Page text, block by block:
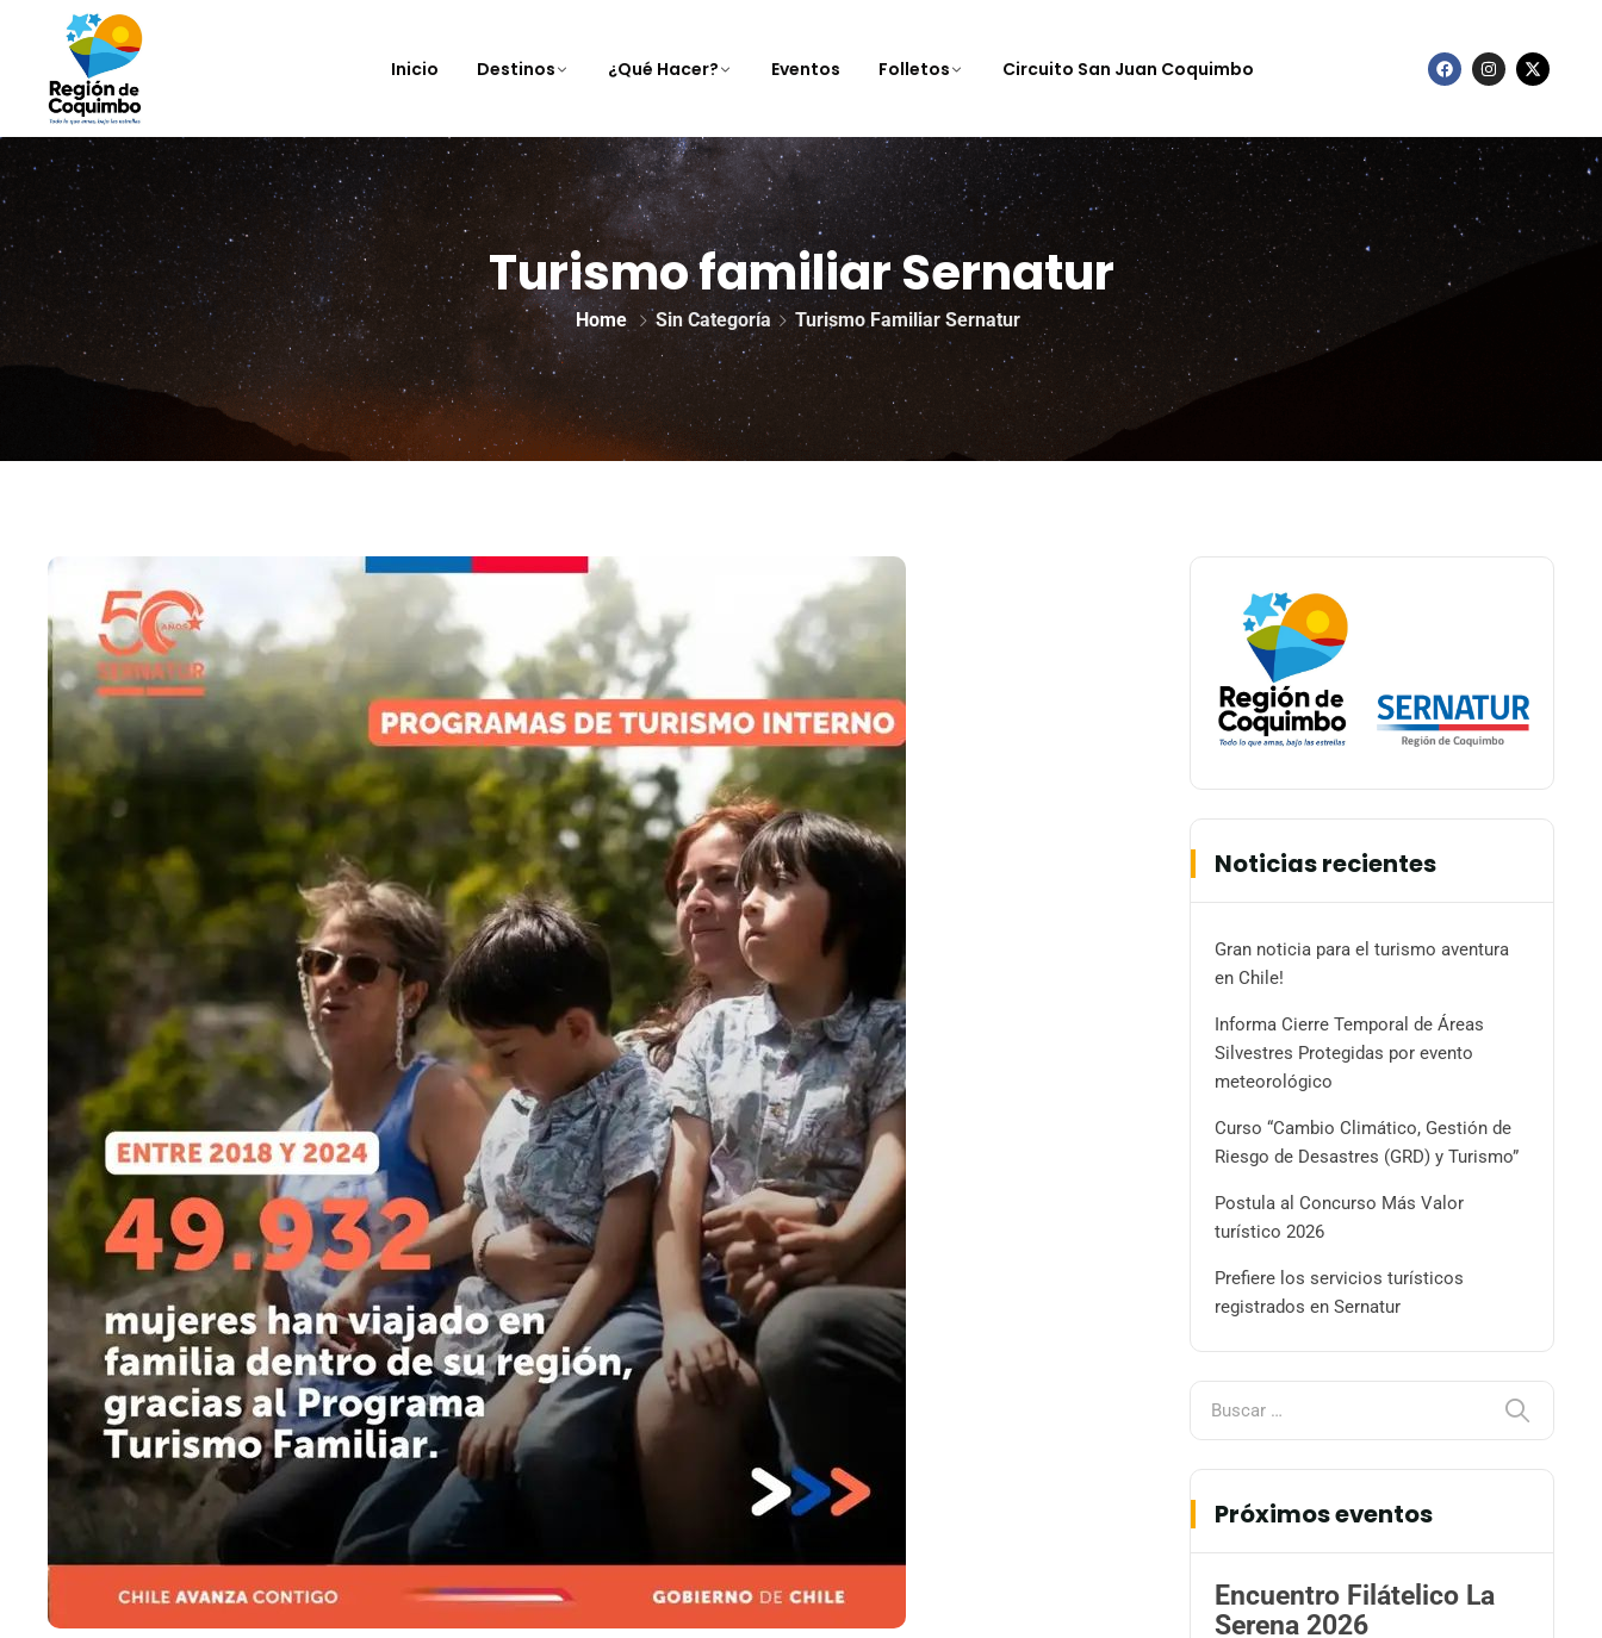
Inicio Destinos ¿Qué Hacer? Eventos Folletos Circuito San Juan Coquimbo
Turismo familiar Sernatur
Home Sin Categoría Turismo Familiar Sernatur
Noticias recientes
Gran noticia para el turismo aventura
en Chile!
Informa Cierre Temporal de Áreas
Silvestres Protegidas por evento
meteorológico
Curso “Cambio Climático, Gestión de
Riesgo de Desastres (GRD) y Turismo”
Postula al Concurso Más Valor
turístico 2026
Prefiere los servicios turísticos
registrados en Sernatur
Próximos eventos
Encuentro Filátelico La
Serena 2026